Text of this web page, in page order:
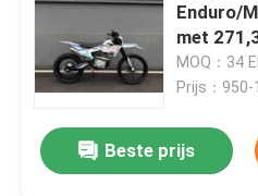
Huis
Enduro/
met
MOQ：34
Prijs：950-
Beste prijs